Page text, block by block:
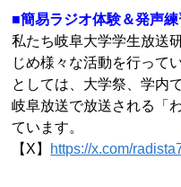
■簡易ラジオ体験＆発声
私たち岐阜大学学生放送
じめ様々な活動を行って
としては、大学祭、学内
岐阜放送で放送される「
ています。
【X】 https://x.com/